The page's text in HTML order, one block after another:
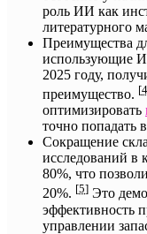
роль ИИ как
литературного
Преимущества
использующие
2025 году,
преимущество. [4
оптимизировать
точно попадать
Сокращение
исследований в
80%, что
20%. [5] Это
эффективность
управлении